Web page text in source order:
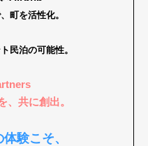
町を活性化。
民泊の可能性。
、共に創出。
験こそ、